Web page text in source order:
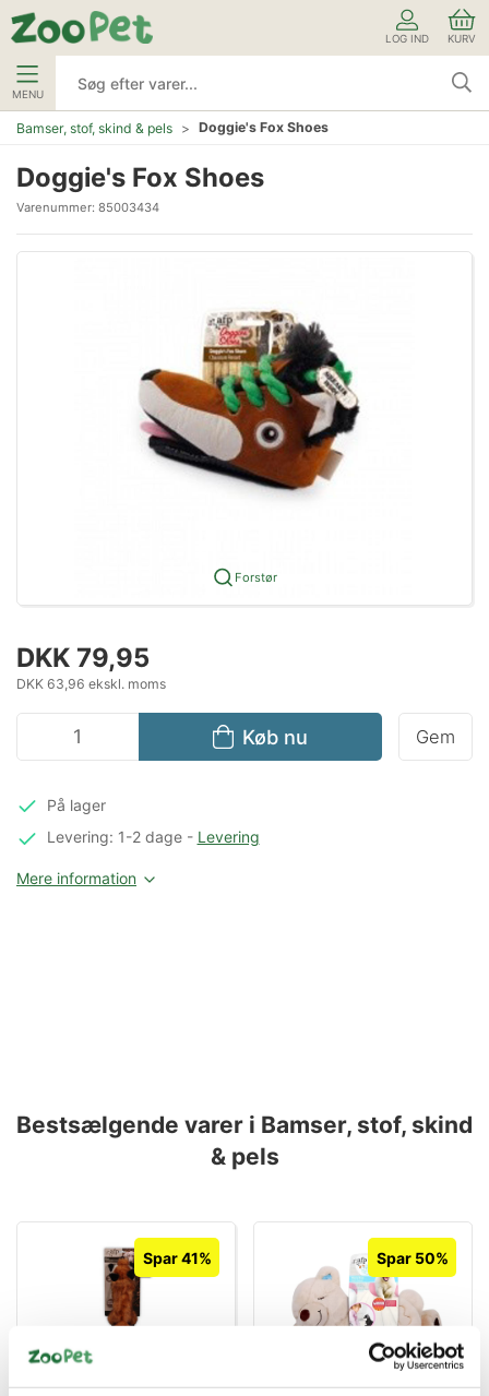
LOG IND KURV
MENU
Bamser, stof, skind & pels Doggie's Fox Shoes
Doggie's Fox Shoes
Varenummer: 85003434
Forstør
DKK 79,95
DKK 63,96 ekskl. moms
Køb nu Gem
På lager
Levering: 1-2 dage- Levering
Mere information
Bestsælgende varer i Bamser, stof, skind
& pels
Spar 41% Spar 50%